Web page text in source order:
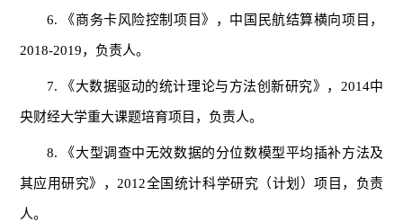
6. 《商务卡风险控制项目》，中国民航结算横向项目，
2018-2019，负责人。
7. 《大数据驱动的统计理论与方法创新研究》，2014中
央财经大学重大课题培育项目，负责人。
8. 《大型调查中无效数据的分位数模型平均插补方法及
其应用研究》，2012全国统计科学研究（计划）项目，负责
人。